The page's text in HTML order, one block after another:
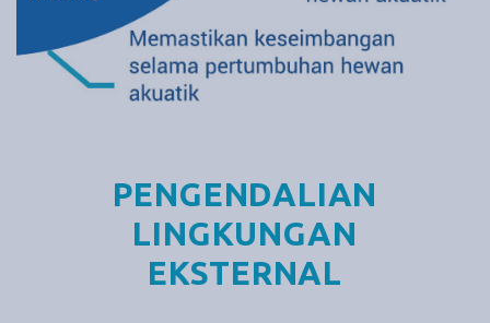
PENGENDALIAN
LINGKUNGAN
EKSTERNAL